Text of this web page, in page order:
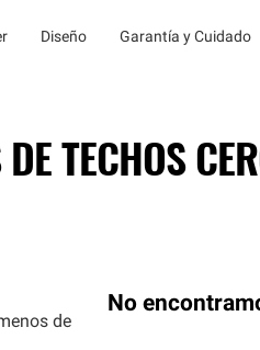
Diseño Garantía y Cuidado
TECHOS
de
No